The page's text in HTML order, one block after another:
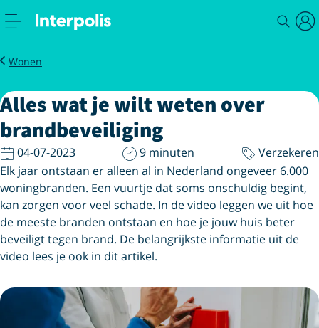
Magazine
Wonen
Alles wat je wilt weten over brandbeveiliging
Alles wat je wilt weten over
brandbeveiliging
04-07-2023 9 minuten
Verzekeren
Elk jaar ontstaan er alleen al in Nederland ongeveer 6.000
woningbranden. Een vuurtje dat soms onschuldig begint,
kan zorgen voor veel schade. In de video leggen we uit hoe
de meeste branden ontstaan en hoe je jouw huis beter
beveiligt tegen brand. De belangrijkste informatie uit de
video lees je ook in dit artikel.